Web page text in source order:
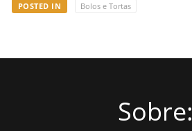
POSTED IN Bolos e Tortas
Sobre: